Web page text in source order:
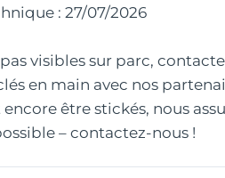
: 27/07/2026
visibles sur parc,
en main avec nos
être stickés, nous
– contactez-nous !